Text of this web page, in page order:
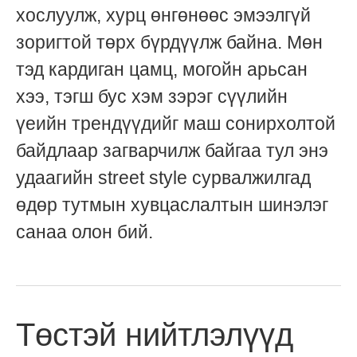
хослуулж, хурц өнгөнөөс эмээлгүй
зоригтой төрх бүрдүүлж байна. Мөн
тэд кардиган цамц, могойн арьсан
хээ, тэгш бус хэм зэрэг сүүлийн
үеийн трендүүдийг маш сонирхолтой
байдлаар загварчилж байгаа тул энэ
удаагийн street style сурвалжилгад
өдөр тутмын хувцаслалтын шинэлэг
санаа олон бий.
Төстэй нийтлэлүүд